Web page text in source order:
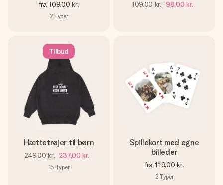
fra 109,00 kr.
2 Typer
109,00 kr. 98,00 kr.
Tilbud
Hættetrøjer til børn
249,00 kr. 237,00 kr.
15 Typer
Spillekort med egne
billeder
fra 119,00 kr.
2 Typer